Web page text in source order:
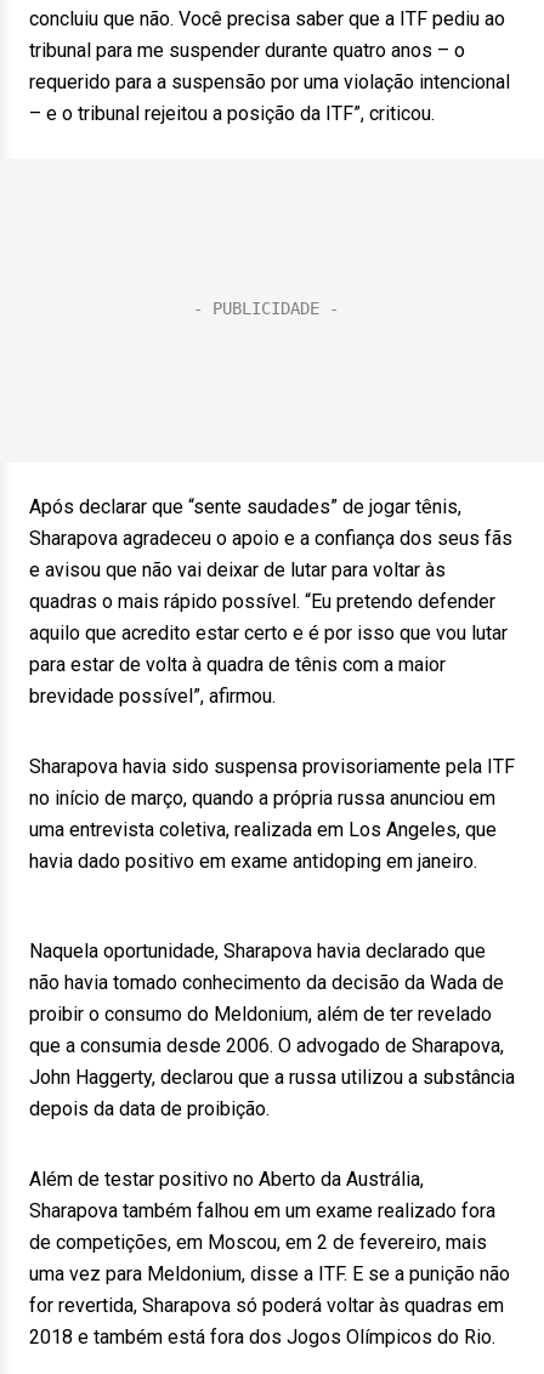
concluiu que não. Você precisa saber que a ITF pediu ao
tribunal para me suspender durante quatro anos – o
requerido para a suspensão por uma violação intencional
– e o tribunal rejeitou a posição da ITF”, criticou.
Após declarar que “sente saudades” de jogar tênis,
Sharapova agradeceu o apoio e a confiança dos seus fãs
e avisou que não vai deixar de lutar para voltar às
quadras o mais rápido possível. “Eu pretendo defender
aquilo que acredito estar certo e é por isso que vou lutar
para estar de volta à quadra de tênis com a maior
brevidade possível”, afirmou.
Sharapova havia sido suspensa provisoriamente pela ITF
no início de março, quando a própria russa anunciou em
uma entrevista coletiva, realizada em Los Angeles, que
havia dado positivo em exame antidoping em janeiro.
Naquela oportunidade, Sharapova havia declarado que
não havia tomado conhecimento da decisão da Wada de
proibir o consumo do Meldonium, além de ter revelado
que a consumia desde 2006. O advogado de Sharapova,
John Haggerty, declarou que a russa utilizou a substância
depois da data de proibição.
Além de testar positivo no Aberto da Austrália,
Sharapova também falhou em um exame realizado fora
de competições, em Moscou, em 2 de fevereiro, mais
uma vez para Meldonium, disse a ITF. E se a punição não
for revertida, Sharapova só poderá voltar às quadras em
2018 e também está fora dos Jogos Olímpicos do Rio.